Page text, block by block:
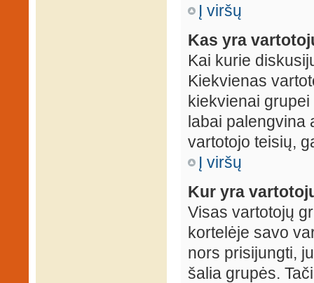
Į viršų
Kas yra
Kai kurie
Kiekvienas
kiekvienai
labai palengvina
vartotojo teisių,
Į viršų
Kur yra
Visas vartotojų
kortelėje savo
nors prisijungti,
šalia grupės.